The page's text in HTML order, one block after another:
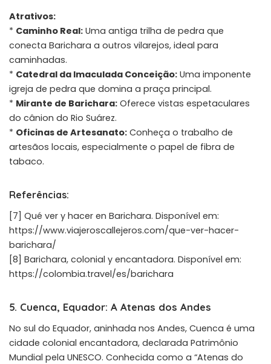
Atrativos:
* Caminho Real: Uma antiga trilha de pedra que
conecta Barichara a outros vilarejos, ideal para
caminhadas.
* Catedral da Imaculada Conceição: Uma imponente
igreja de pedra que domina a praça principal.
* Mirante de Barichara: Oferece vistas espetaculares
do cânion do Rio Suárez.
* Oficinas de Artesanato: Conheça o trabalho de
artesãos locais, especialmente o papel de fibra de
tabaco.
Referências:
[7] Qué ver y hacer en Barichara. Disponível em:
https://www.viajeroscallejeros.com/que-ver-hacer-
barichara/
[8] Barichara, colonial y encantadora. Disponível em:
https://colombia.travel/es/barichara
5. Cuenca, Equador: A Atenas dos Andes
No sul do Equador, aninhada nos Andes, Cuenca é uma
cidade colonial encantadora, declarada Patrimônio
Mundial pela UNESCO. Conhecida como a “Atenas do